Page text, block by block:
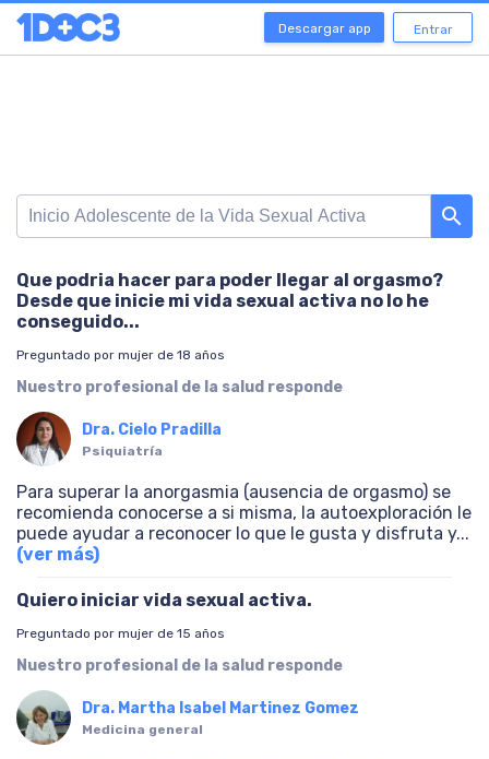
Descargar app Entrar
search
Que podria hacer para poder llegar al orgasmo?
Desde que inicie mi vida sexual activa no lo he
conseguido...
Preguntado por mujer de 18 años
Nuestro profesional de la salud responde
Dra. Cielo Pradilla
Psiquiatría
Para superar la anorgasmia (ausencia de orgasmo) se
recomienda conocerse a si misma, la autoexploración le
puede ayudar a reconocer lo que le gusta y disfruta y...
(ver más)
Quiero iniciar vida sexual activa.
Preguntado por mujer de 15 años
Nuestro profesional de la salud responde
Dra. Martha Isabel Martinez Gomez
Medicina general